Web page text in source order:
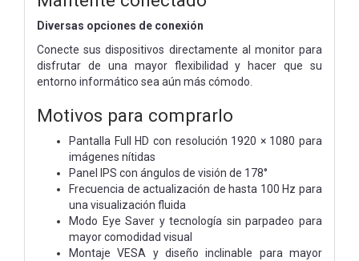
Diversas opciones de conexión
Conecte sus dispositivos directamente al monitor para
disfrutar de una mayor flexibilidad y hacer que su
entorno informático sea aún más cómodo.
Motivos para comprarlo
Pantalla Full HD con resolución 1920 × 1080 para
imágenes nítidas
Panel IPS con ángulos de visión de 178°
Frecuencia de actualización de hasta 100 Hz para
una visualización fluida
Modo Eye Saver y tecnología sin parpadeo para
mayor comodidad visual
Montaje VESA y diseño inclinable para mayor